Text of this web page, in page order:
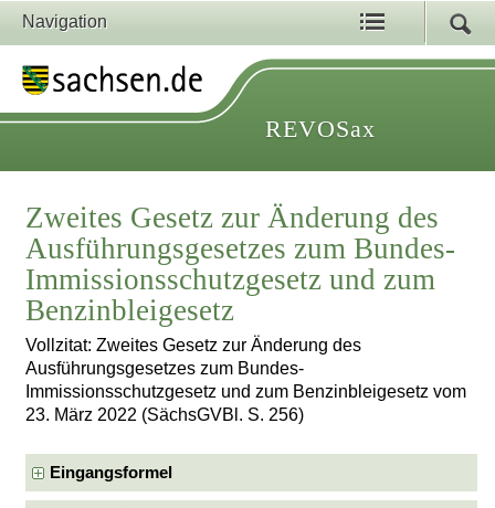
Navigation
REVOSax
Zweites Gesetz zur Änderung des
Ausführungsgesetzes zum Bundes-
Immissionsschutzgesetz und zum
Benzinbleigesetz
Vollzitat: Zweites Gesetz zur Änderung des
Ausführungsgesetzes zum Bundes-
Immissionsschutzgesetz und zum Benzinbleigesetz vom
23. März 2022 (SächsGVBl. S. 256)
Eingangsformel